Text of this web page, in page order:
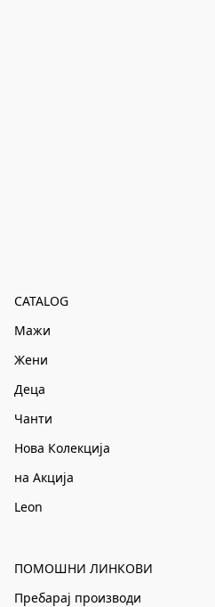
CATALOG
Мажи
Жени
Деца
Чанти
Нова Колекција
на Акција
Leon
ПОМОШНИ ЛИНКОВИ
Пребарај производи